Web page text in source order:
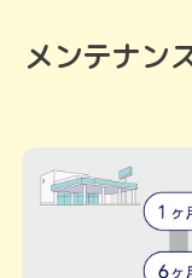
メンテナン